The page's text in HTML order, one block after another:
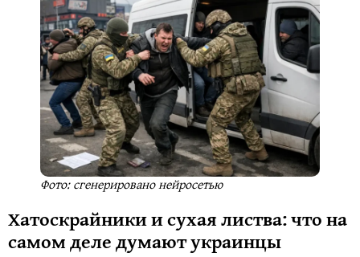
Фото: сгенерировано нейросетью
Хатоскрайники и сухая листва: что на
самом деле думают украинцы